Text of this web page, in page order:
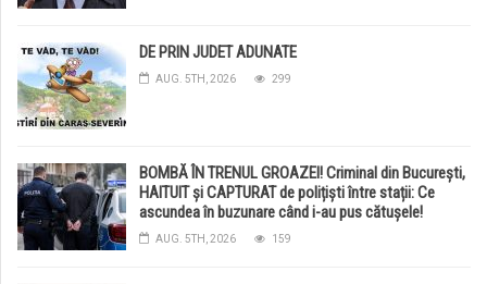
DE PRIN JUDET ADUNATE
AUG. 5TH, 2026 299
BOMBĂ ÎN TRENUL GROAZEI! Criminal din București,
HAITUIT și CAPTURAT de polițiști între stații: Ce
ascundea în buzunare când i-au pus cătușele!
AUG. 5TH, 2026 159